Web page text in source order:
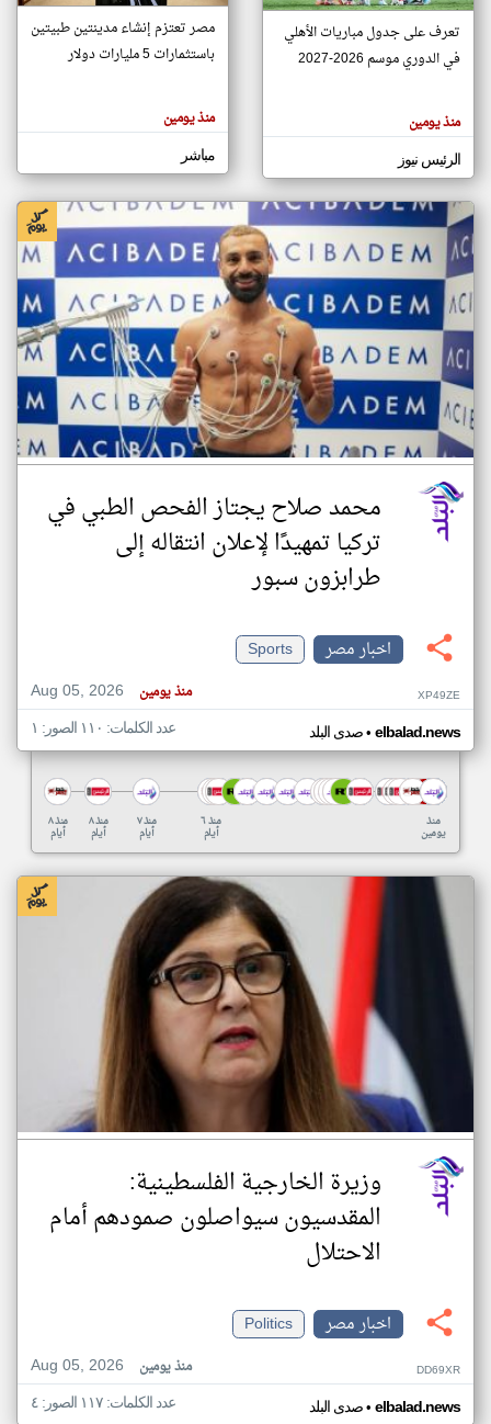
مصادر الأخبار من مصر
اخبار مصر على مدار الساعة
أهم اخبار مصر العاجلة والمباشرة
المقالات
الموجوده
هنا عن
وجهة
كاتبيها.
تعرف على جدول مباريات الأهلي
في الدوري موسم 2026-2027
منذ يومين
الرئيس نيوز
مصر تعتزم إنشاء مدينتين طبيتين
باستثمارات 5 مليارات دولار
منذ يومين
مباشر
محمد صلاح يجتاز الفحص الطبي في
تركيا تمهيدًا لإعلان انتقاله إلى
طرابزون سبور
اخبار مصر
Sports
Aug 05, 2026
منذ يومين XP49ZE
صدى البلد• elbalad.news عدد الكلمات: ١١٠ الصور: ١
منذ ٨
أيام
منذ ٨
أيام
منذ ٧
أيام
منذ ٦
أيام
منذ
يومين
وزيرة الخارجية الفلسطينية:
المقدسيون سيواصلون صمودهم أمام
الاحتلال
اخبار مصر
Politics
Aug 05, 2026
منذ يومين DD69XR
صدى البلد• elbalad.news عدد الكلمات: ١١٧ الصور: ٤
klyoum.com